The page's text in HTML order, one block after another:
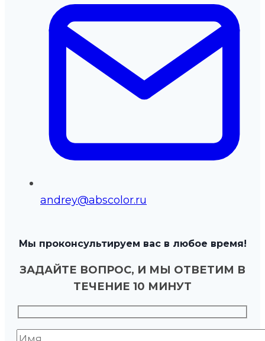
andrey@abscolor.ru
Мы проконсультируем вас в любое время!
ЗАДАЙТЕ ВОПРОС, И МЫ ОТВЕТИМ В
ТЕЧЕНИЕ 10 МИНУТ